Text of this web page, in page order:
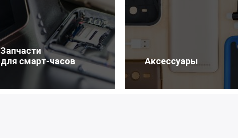
Запчасти
для смарт-часов
Аксессуары